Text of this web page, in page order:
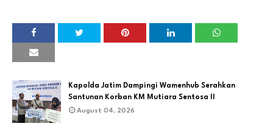
Kapolda Jatim Dampingi Wamenhub Serahkan
Santunan Korban KM Mutiara Sentosa II
August 04, 2026